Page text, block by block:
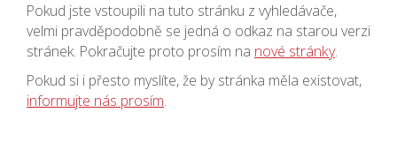
Pokud jste vstoupili na tuto stránku z vyhledávače,
velmi pravděpodobně se jedná o odkaz na starou verzi
stránek. Pokračujte proto prosím na nové stránky.
Pokud si i přesto myslíte, že by stránka měla existovat,
informujte nás prosím.